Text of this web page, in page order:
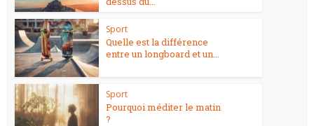
Sport
Quelle est la différence
entre un longboard et un...
Sport
Pourquoi méditer le matin
?